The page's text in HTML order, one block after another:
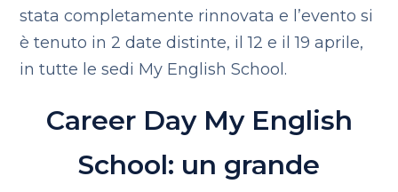
stata completamente rinnovata e l’evento si
è tenuto in 2 date distinte, il 12 e il 19 aprile,
in tutte le sedi My English School.
Career Day My English
School: un grande